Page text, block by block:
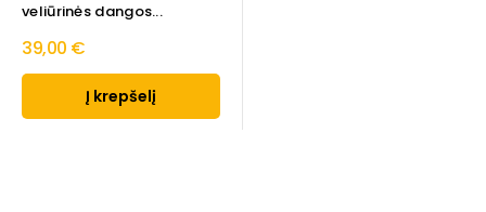
veliūrinės dangos...
39,00 €
Į krepšelį